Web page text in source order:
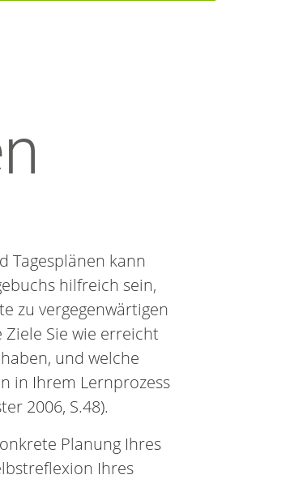
Tagesplänen kann
hilfreich sein,
zu vergegenwärtigen
Sie wie erreicht
und welche
in Ihrem Lernprozess
2006, S.48).
Planung Ihres
Ihres